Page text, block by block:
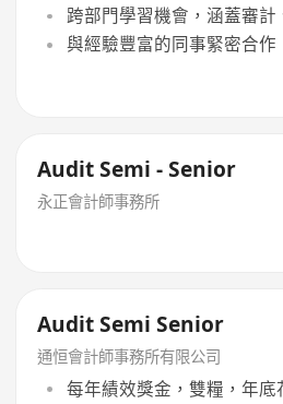
跨部門學習機會，涵蓋審計
與經驗豐富的同事緊密合作
Audit Semi - Senior
永正會計師事務所
Audit Semi Senior
通恒會計師事務所有限公司
每年績效獎金，雙糧，年底